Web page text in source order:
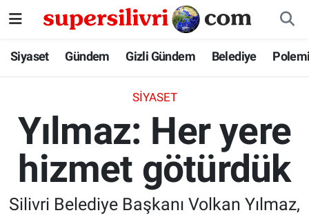
Siyaset Gündem Gizli Gündem Belediye
SIYASET
Yılmaz: Her yere
hizmet götürdük
Silivri Belediye Başkanı Volkan Yılmaz,
Siyaset
Gizli Gündem
Belediye
İstanbul Nöbetçi Eczaneler
İstanbul Hava Durumu
İstanbul Namaz Vakitleri
İstanbul Trafik Yoğunluk Haritası
Süper Lig Puan Durumu ve Fikstür